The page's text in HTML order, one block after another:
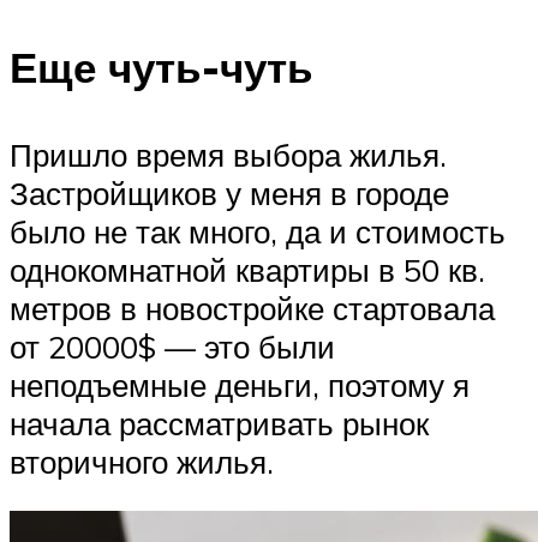
Еще чуть-чуть
Пришло время выбора жилья.
Застройщиков у меня в городе
было не так много, да и стоимость
однокомнатной квартиры в 50 кв.
метров в новостройке стартовала
от 20000$ — это были
неподъемные деньги, поэтому я
начала рассматривать рынок
вторичного жилья.